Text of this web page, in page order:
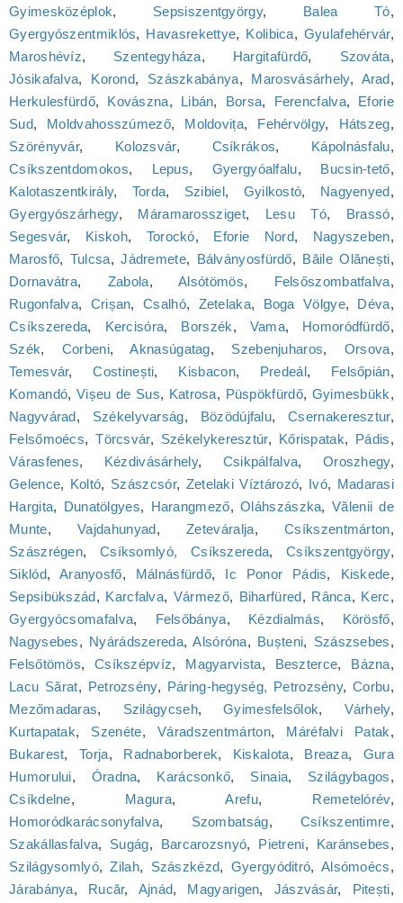
Gyimesközéplok, Sepsiszentgyörgy, Balea Tó,
Gyergyószentmiklós, Havasrekettye, Kolibica, Gyulafehérvár,
Maroshévíz, Szentegyháza, Hargitafürdő, Szováta,
Jósikafalva, Korond, Szászkabánya, Marosvásárhely, Arad,
Herkulesfürdő, Kovászna, Libán, Borsa, Ferencfalva, Eforie
Sud, Moldvahosszúmező, Moldovița, Fehérvölgy, Hátszeg,
Szörényvár, Kolozsvár, Csíkrákos, Kápolnásfalu,
Csíkszentdomokos, Lepus, Gyergyóalfalu, Bucsin-tető,
Kalotaszentkirály, Torda, Szibiel, Gyilkostó, Nagyenyed,
Gyergyószárhegy, Máramarossziget, Lesu Tó, Brassó,
Segesvár, Kiskoh, Torockó, Eforie Nord, Nagyszeben,
Marosfő, Tulcsa,Jádremete, Bálványosfürdő, Băile Olănești,
Dornavátra, Zabola,Alsótömös, Felsőszombatfalva,
Rugonfalva, Crișan,Csalhó, Zetelaka, Boga Völgye, Déva,
Csíkszereda, Kercisóra, Borszék, Vama, Homoródfürdő,
Szék, Corbeni,Aknasúgatag, Szebenjuharos, Orsova,
Temesvár,Costinești, Kisbacon, Predeál, Felsőpián,
Komandó, Vișeu de Sus, Katrosa, Püspökfürdő, Gyimesbükk,
Nagyvárad, Székelyvarság, Bözödújfalu,Csernakeresztur,
Felsőmoécs,Törcsvár, Székelykeresztúr, Kőrispatak, Pádis,
Várasfenes, Kézdivásárhely, Csikpálfalva, Oroszhegy,
Gelence, Koltó, Szászcsór, Zetelaki Víztározó, Ivó, Madarasi
Hargita, Dunatölgyes, Harangmező,Oláhszászka, Vălenii de
Munte,Vajdahunyad,Zeteváralja,Csíkszentmárton,
Szászrégen, Csíksomlyó, Csíkszereda,Csíkszentgyörgy,
Siklód, Aranyosfő, Málnásfürdő, Ic Ponor Pádis, Kiskede,
Sepsibükszád, Karcfalva, Vármező, Biharfüred, Rânca, Kerc,
Gyergyócsomafalva, Felsőbánya, Kézdialmás, Körösfő,
Nagysebes, Nyárádszereda,Alsóróna, Bușteni, Szászsebes,
Felsőtömös, Csíkszépvíz, Magyarvista, Beszterce, Bázna,
Lacu Sărat, Petrozsény, Páring-hegység, Petrozsény,Corbu,
Mezőmadaras, Szilágycseh,Gyimesfelsőlok, Várhely,
Kurtapatak, Szenéte,Váradszentmárton, Máréfalvi Patak,
Bukarest,Torja, Radnaborberek, Kiskalota, Breaza, Gura
Humorului, Óradna, Karácsonkő, Sinaia, Szilágybagos,
Csíkdelne, Magura,Arefu, Remetelórév,
Homoródkarácsonyfalva, Szombatság, Csíkszentimre,
Szakállasfalva, Sugág, Barcarozsnyó, Pietreni, Karánsebes,
Szilágysomlyó,Zilah, Szászkézd, Gyergyóditró, Alsómoécs,
Járabánya, Rucăr, Ajnád, Magyarigen, Jászvásár, Pitești,